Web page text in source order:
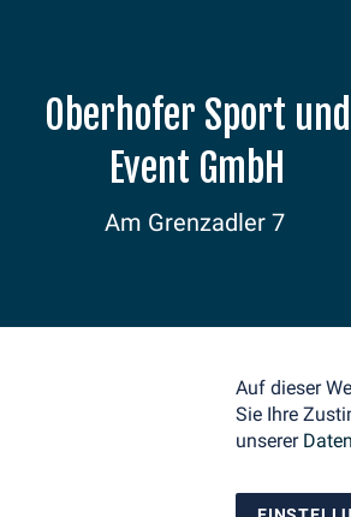
Oberhofer Sport und
Event GmbH
Am Grenzadler 7
oberhof.de
Auf dieser
Sie Ihre
unserer